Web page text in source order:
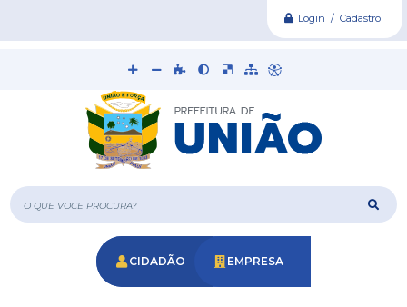
Login / Cadastro
O que voce procura?
CIDADÃO EMPRESA